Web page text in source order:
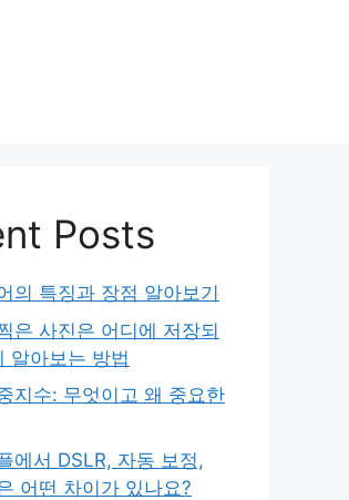
Posts
의 특징과 장점 알아보기
은 사진은 어디에 저장되
알아보는 방법
지수: 무엇이고 왜 중요한
에서 DSLR, 자동 보정,
어떤 차이가 있나요?